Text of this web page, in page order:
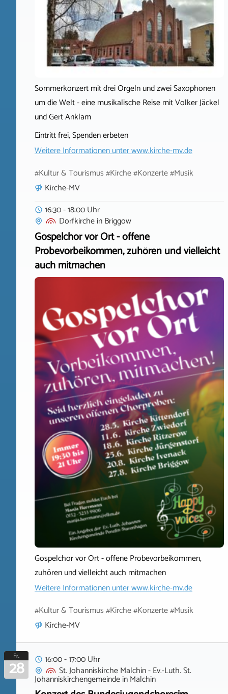
Sommerkonzert mit drei Orgeln und zwei Saxophonen
um die Welt - eine musikalische Reise mit Volker Jäckel
und Gert Anklam
Eintritt frei, Spenden erbeten
Weitere Informationen unterwww.kirche-mv.de
#Kultur & Tourismus #Kirche #Konzerte #Musik
Kirche-MV
16:30 - 18:00 Uhr
DorfkircheinBriggow
Gospelchor vor Ort - offene
Probevorbeikommen, zuhören und vielleicht
auch mitmachen
Gospelchor vor Ort - offene Probevorbeikommen,
zuhören und vielleicht auch mitmachen
Weitere Informationen unterwww.kirche-mv.de
#Kultur & Tourismus #Kirche #Konzerte #Musik
Kirche-MV
Fr.
28
16:00 - 17:00 Uhr
St. Johanniskirche Malchin - Ev.-Luth. St.
JohanniskirchengemeindeinMalchin